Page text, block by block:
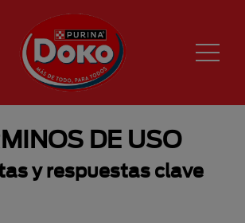
principalDoko
Doko
DE USO
y respuestas clave